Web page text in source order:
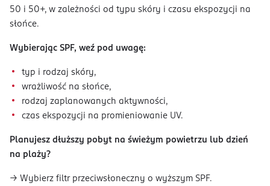
50 i 50+, w zależności od typu skóry i czasu ekspozycji na
słońce.
Wybierając SPF, weź pod uwagę:
typ i rodzaj skóry,
wrażliwość na słońce,
rodzaj zaplanowanych aktywności,
czas ekspozycji na promieniowanie UV.
Planujesz dłuższy pobyt na świeżym powietrzu lub dzień
na plaży?
→ Wybierz filtr przeciwsłoneczny o wyższym SPF.